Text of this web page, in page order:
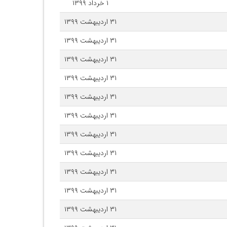
۱ خرداد ۱۳۹۹
۳۱ اردیبهشت ۱۳۹۹
۳۱ اردیبهشت ۱۳۹۹
۳۱ اردیبهشت ۱۳۹۹
۳۱ اردیبهشت ۱۳۹۹
۳۱ اردیبهشت ۱۳۹۹
۳۱ اردیبهشت ۱۳۹۹
۳۱ اردیبهشت ۱۳۹۹
۳۱ اردیبهشت ۱۳۹۹
۳۱ اردیبهشت ۱۳۹۹
۳۱ اردیبهشت ۱۳۹۹
۳۱ اردیبهشت ۱۳۹۹